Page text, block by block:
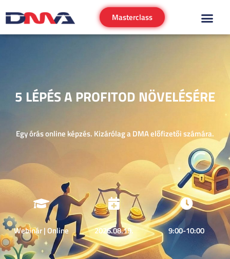
Masterclass
5 LÉPÉS A PROFITOD NÖVELÉSÉRE
Egy órás online képzés. Kizárólag a DMA előfizetői számára.
Webinár | Online 2026.08.19. 9:00-10:00